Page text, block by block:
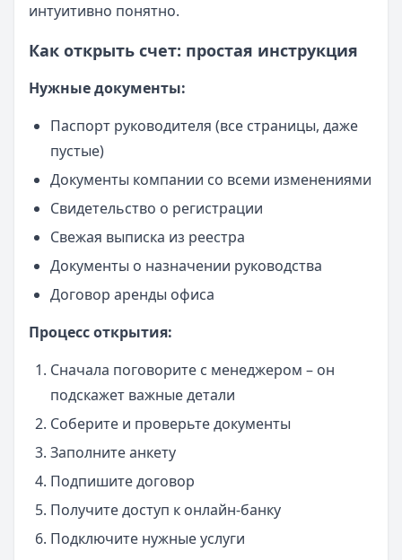
интуитивно понятно.
Как открыть счет: простая инструкция
Нужные документы:
Паспорт руководителя (все страницы, даже
пустые)
Документы компании со всеми изменениями
Свидетельство о регистрации
Свежая выписка из реестра
Документы о назначении руководства
Договор аренды офиса
Процесс открытия:
Сначала поговорите с менеджером – он
подскажет важные детали
Соберите и проверьте документы
Заполните анкету
Подпишите договор
Получите доступ к онлайн-банку
Подключите нужные услуги